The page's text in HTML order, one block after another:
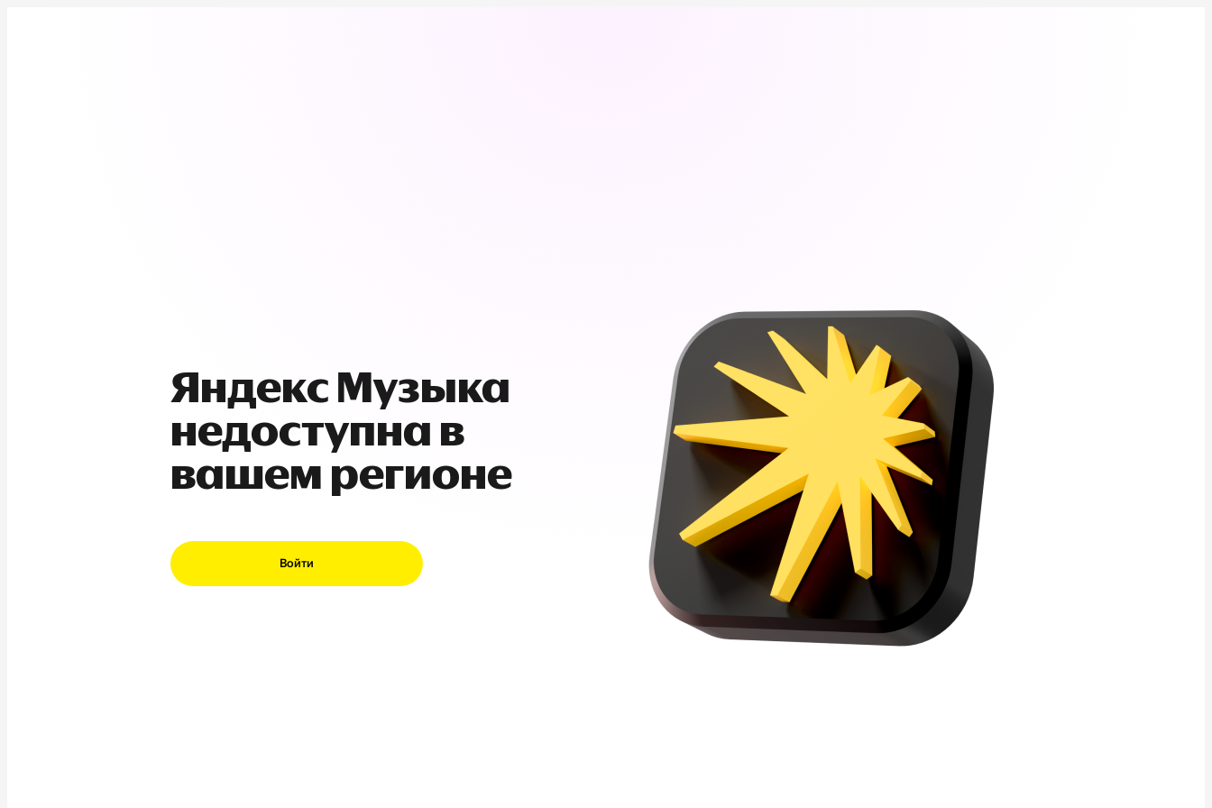
Яндекс Музыка
недоступна в
вашем регионе
Войти